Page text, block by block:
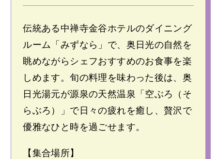
伝統ある中禅寺金谷ホテルのダイニング
ルーム「みずなら」で、奥日光の自然を
眺めながらシェフおすすめのお食事を楽
しめます。旬の料理を味わった後は、奥
日光湯元が源泉の天然温泉「空ぶろ（そ
らぶろ）」で日々の疲れを癒し、贅沢で
優雅なひと時を過ごせます。
【集合場所】